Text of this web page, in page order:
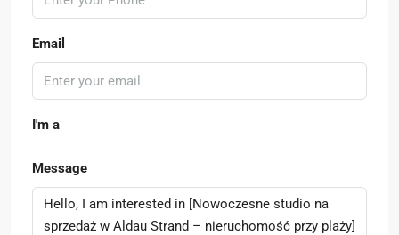
Email
I'm a
Message